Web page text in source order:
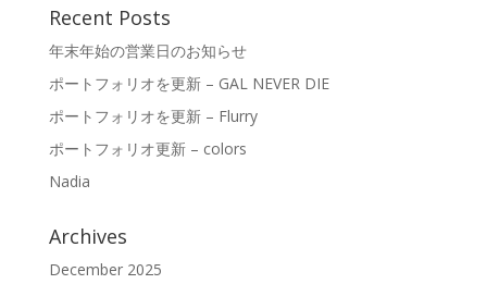
Recent Posts
年末年始の営業日のお知らせ
ポートフォリオを更新 – GAL NEVER DIE
ポートフォリオを更新 – Flurry
ポートフォリオ更新 – colors
Nadia
Archives
December 2025